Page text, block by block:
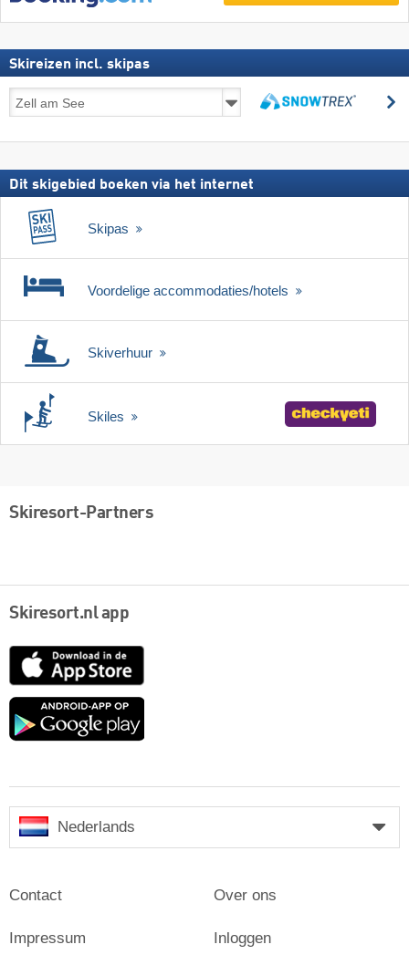
Skireizen incl. skipas
Skireizen
incl.
Dit skigebied boeken via het internet
Skipas
Voordelige accommodaties/hotels
Skiverhuur
Skiles
Skiresort-Partners
Skiresort.nl app
App
Google
Nederlands
Contact
Impressum
Over ons
Inloggen